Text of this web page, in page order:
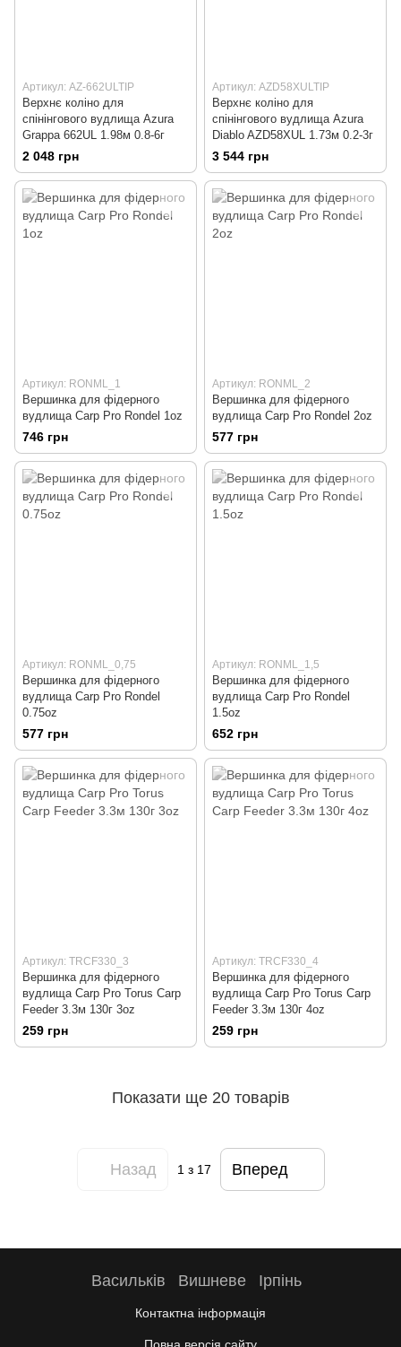
Артикул: AZ-662ULTIP
Верхнє коліно для
спінінгового вудлища Azura
Grappa 662UL 1.98м 0.8-6г
2 048 грн
Артикул: AZD58XULTIP
Верхнє коліно для
спінінгового вудлища Azura
Diablo AZD58XUL 1.73м 0.2-3г
3 544 грн
Артикул: RONML_1
Вершинка для фідерного
вудлища Carp Pro Rondel 1oz
746 грн
Артикул: RONML_2
Вершинка для фідерного
вудлища Carp Pro Rondel 2oz
577 грн
Артикул: RONML_0,75
Вершинка для фідерного
вудлища Carp Pro Rondel
0.75oz
577 грн
Артикул: RONML_1,5
Вершинка для фідерного
вудлища Carp Pro Rondel
1.5oz
652 грн
Артикул: TRCF330_3
Вершинка для фідерного
вудлища Carp Pro Torus Carp
Feeder 3.3м 130г 3oz
259 грн
Артикул: TRCF330_4
Вершинка для фідерного
вудлища Carp Pro Torus Carp
Feeder 3.3м 130г 4oz
259 грн
Показати ще 20 товарів
Назад 1 з 17 Вперед
Васильків Вишневе Ірпінь
Контактна інформація